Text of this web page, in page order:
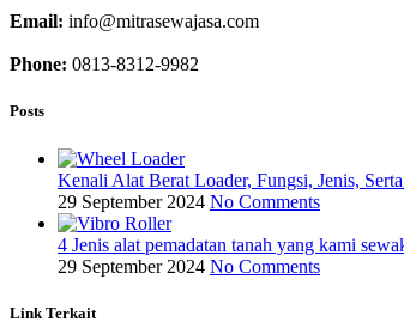
Email: info@mitrasewajasa.com
Phone: 0813-8312-9982
Posts
Kenali Alat Berat Loader, Fungsi, Jenis,
29 September 2024 No Comments
4 Jenis alat pemadatan tanah yang kami
29 September 2024 No Comments
Link Terkait